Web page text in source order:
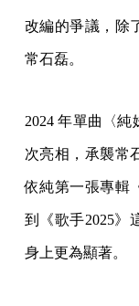
改編的爭議，除
常石磊。
2024 年單曲〈
次亮相，承襲常
依純第一張專輯
到《歌手2025》
身上更為顯著。